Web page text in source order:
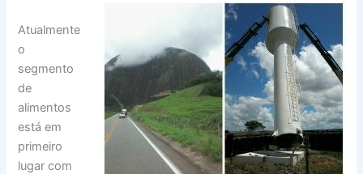
Atualmente
o
segmento
de
alimentos
está em
primeiro
lugar com